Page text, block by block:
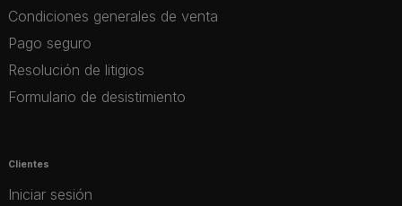
Condiciones generales de venta
Pago seguro
Resolución de litigios
Formulario de desistimiento
Clientes
Iniciar sesión